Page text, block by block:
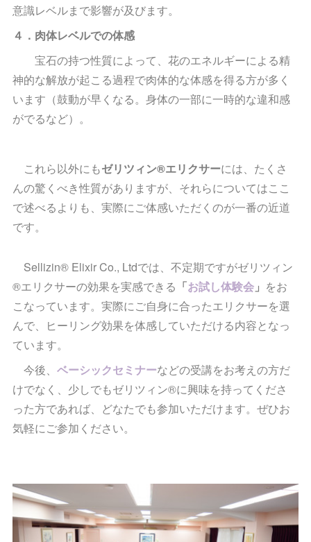
意識レベルまで影響が及びます。
４．肉体レベルでの体感
宝石の持つ性質によって、花のエネルギーによる精
神的な解放が起こる過程で肉体的な体感を得る方が多く
います（鼓動が早くなる。身体の一部に一時的な違和感
がでるなど）。
これら以外にもゼリツィン®エリクサーには、たくさ
んの驚くべき性質がありますが、それらについてはここ
で述べるよりも、実際にご体感いただくのが一番の近道
です。
Sellizin® Elixir Co., Ltdでは、不定期ですがゼリツィン
®エリクサーの効果を実感できる 「お試し体験会 」 をお
こなっています。実際にご自身に合ったエリクサーを選
んで、ヒーリング効果を体感していただける内容となっ
ています。
今後、ベーシックセミナーなどの受講をお考えの方だ
けでなく、少しでもゼリツィン®に興味を持ってくださ
った方であれば、どなたでも参加いただけます。ぜひお
気軽にご参加ください。